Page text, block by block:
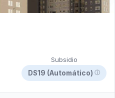
Subsidio
DS19 (Automático) ⓘ